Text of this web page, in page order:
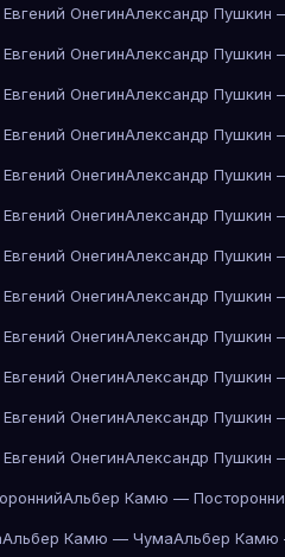
ОнегинАлександр Пушкин
ОнегинАлександр Пушкин
ОнегинАлександр Пушкин
ОнегинАлександр Пушкин
ОнегинАлександр Пушкин
ОнегинАлександр Пушкин
ОнегинАлександр Пушкин
ОнегинАлександр Пушкин
ОнегинАлександр Пушкин
ОнегинАлександр Пушкин
ОнегинАлександр Пушкин
ОнегинАлександр Пушкин
Альбер Камю —
Альбер Камю — ЧумаАльбер